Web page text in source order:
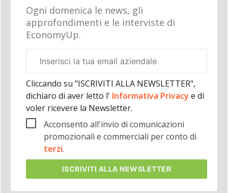
Ogni domenica le news, gli
approfondimenti e le interviste di
EconomyUp.
aziendale
Cliccando su "ISCRIVITI ALLA NEWSLETTER",
dichiaro di aver letto l' Informativa Privacy e di
voler ricevere la Newsletter.
Acconsento all'invio di comunicazioni
promozionali e commerciali per conto di
terzi.
ISCRIVITI ALLA NEWSLETTER